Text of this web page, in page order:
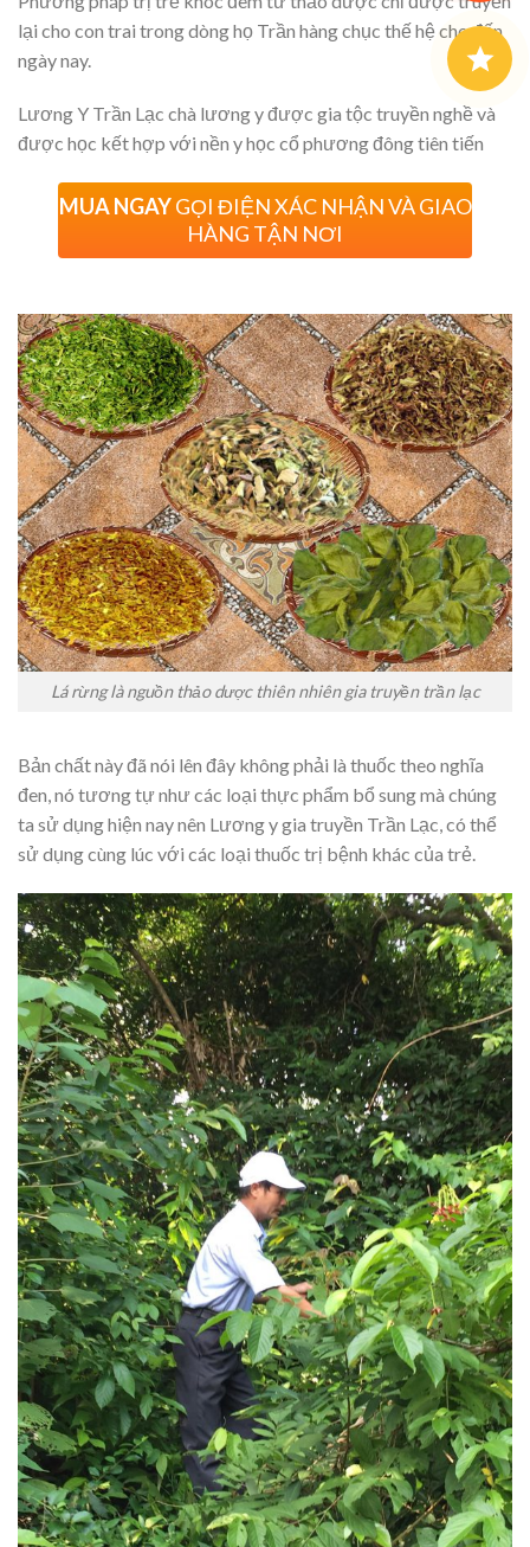
lại cho con trai trong dòng họ Trần hàng chục thế hệ cho đến
ngày nay.
Lương Y Trần Lạc chà lương y được gia tộc truyền nghề và
được học kết hợp với nền y học cổ phương đông tiên tiến
MUA NGAYGỌI ĐIỆN XÁC NHẬN VÀ GIAO
HÀNG TẬN NƠI
Lá rừng là nguồn thảo dược thiên nhiên gia truyền trần lạc
Bản chất này đã nói lên đây không phải là thuốc theo nghĩa
đen, nó tương tự như các loại thực phẩm bổ sung mà chúng
ta sử dụng hiện nay nên Lương y gia truyền Trần Lạc, có thể
sử dụng cùng lúc với các loại thuốc trị bệnh khác của trẻ.